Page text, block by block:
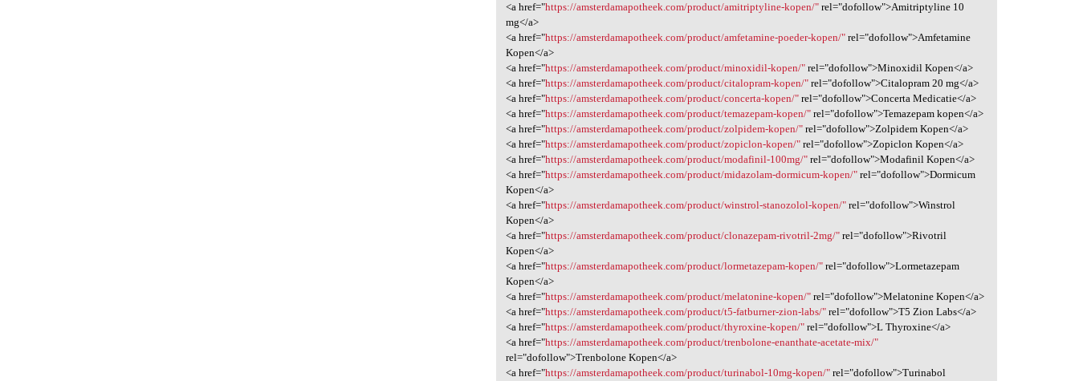
<a href="https://amsterdamapotheek.com/product/amitriptyline-kopen/" rel="dofollow">Amitriptyline 10
mg</a>
<a href="https://amsterdamapotheek.com/product/amfetamine-poeder-kopen/" rel="dofollow">Amfetamine
Kopen</a>
<a href="https://amsterdamapotheek.com/product/minoxidil-kopen/" rel="dofollow">Minoxidil Kopen</a>
<a href="https://amsterdamapotheek.com/product/citalopram-kopen/" rel="dofollow">Citalopram 20 mg</a>
<a href="https://amsterdamapotheek.com/product/concerta-kopen/" rel="dofollow">Concerta Medicatie</a>
<a href="https://amsterdamapotheek.com/product/temazepam-kopen/" rel="dofollow">Temazepam kopen</a>
<a href="https://amsterdamapotheek.com/product/zolpidem-kopen/" rel="dofollow">Zolpidem Kopen</a>
<a href="https://amsterdamapotheek.com/product/zopiclon-kopen/" rel="dofollow">Zopiclon Kopen</a>
<a href="https://amsterdamapotheek.com/product/modafinil-100mg/" rel="dofollow">Modafinil Kopen</a>
<a href="https://amsterdamapotheek.com/product/midazolam-dormicum-kopen/" rel="dofollow">Dormicum
Kopen</a>
<a href="https://amsterdamapotheek.com/product/winstrol-stanozolol-kopen/" rel="dofollow">Winstrol
Kopen</a>
<a href="https://amsterdamapotheek.com/product/clonazepam-rivotril-2mg/" rel="dofollow">Rivotril
Kopen</a>
<a href="https://amsterdamapotheek.com/product/lormetazepam-kopen/" rel="dofollow">Lormetazepam
Kopen</a>
<a href="https://amsterdamapotheek.com/product/melatonine-kopen/" rel="dofollow">Melatonine Kopen</a>
<a href="https://amsterdamapotheek.com/product/t5-fatburner-zion-labs/" rel="dofollow">T5 Zion Labs</a>
<a href="https://amsterdamapotheek.com/product/thyroxine-kopen/" rel="dofollow">L Thyroxine</a>
<a href="https://amsterdamapotheek.com/product/trenbolone-enanthate-acetate-mix/"
rel="dofollow">Trenbolone Kopen</a>
<a href="https://amsterdamapotheek.com/product/turinabol-10mg-kopen/" rel="dofollow">Turinabol